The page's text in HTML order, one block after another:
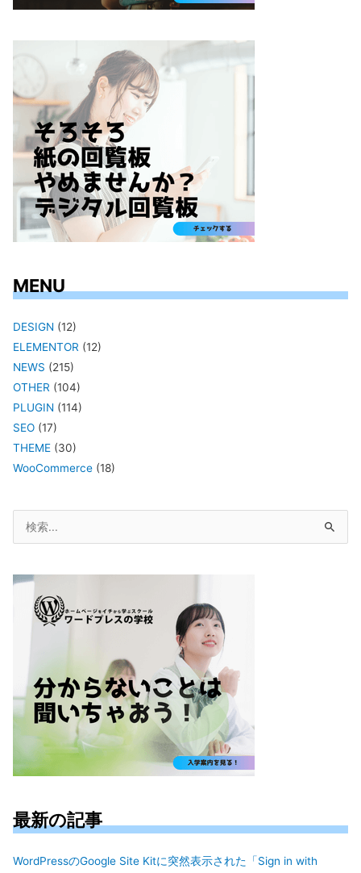
MENU
DESIGN (12)
ELEMENTOR (12)
NEWS (215)
OTHER (104)
PLUGIN (114)
SEO (17)
THEME (30)
WooCommerce (18)
象:
最新の記事
WordPressのGoogle Site Kitに突然表示された「Sign in with